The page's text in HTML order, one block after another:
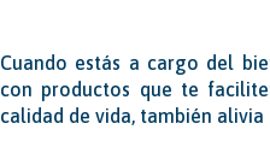
Cuando estás a cargo del
con productos que te
calidad de vida, también alivia